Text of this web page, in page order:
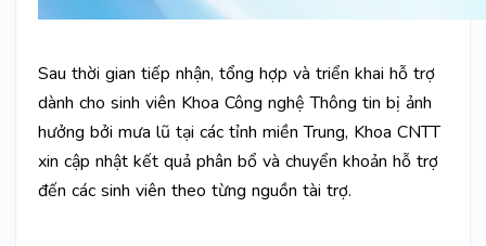
Sau thời gian tiếp nhận, tổng hợp và triển khai hỗ trợ
dành cho sinh viên Khoa Công nghệ Thông tin bị ảnh
hưởng bởi mưa lũ tại các tỉnh miền Trung, Khoa CNTT
xin cập nhật kết quả phân bổ và chuyển khoản hỗ trợ
đến các sinh viên theo từng nguồn tài trợ.